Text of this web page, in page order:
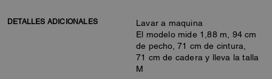
DETALLES ADICIONALES
Lavar a maquina
El modelo mide 1,88 m, 94 cm
de pecho, 71 cm de cintura,
71 cm de cadera y lleva la talla
M